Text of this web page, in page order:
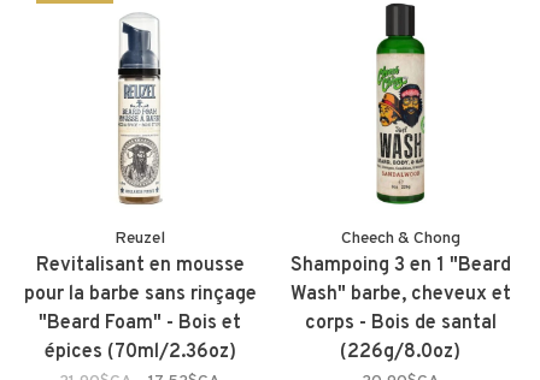
Reuzel
Revitalisant en mousse
pour la barbe sans rinçage
"Beard Foam" - Bois et
épices (70ml/2.36oz)
Cheech & Chong
Shampoing 3 en 1 "Beard
Wash" barbe, cheveux et
corps - Bois de santal
(226g/8.0oz)